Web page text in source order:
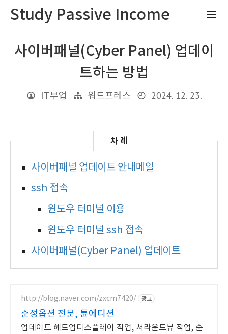
Study Passive Income
사이버패널(Cyber Panel) 업데이
트하는 방법
IT부업 워드프레스 2024. 12. 23.
사이버패널 업데이트 안내메일
ssh 접속
윈도우 터미널 이용
윈도우 터미널 ssh 접속
사이버패널(Cyber Panel) 업데이트
http://blog.naver.com/zxcm7420/ 광고
순정옵션 전문, 튠에디션
업데이트 헤드업디스플레이 작업, 서라운드뷰 작업, 순